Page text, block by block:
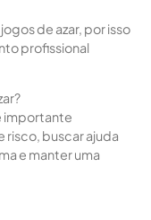
de azar, por isso
profissional
importante
risco, buscar ajuda
e manter uma